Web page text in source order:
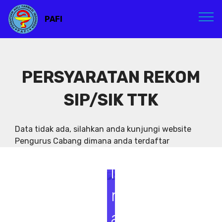
PAFI
PERSYARATAN REKOM
SIP/SIK TTK
Data tidak ada, silahkan anda kunjungi website
Pengurus Cabang dimana anda terdaftar
S
e
m
i
n
a